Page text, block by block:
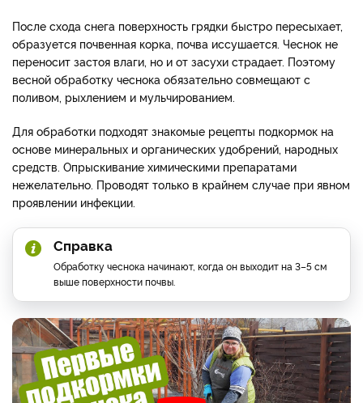
После схода снега поверхность грядки быстро пересыхает,
образуется почвенная корка, почва иссушается. Чеснок не
переносит застоя влаги, но и от засухи страдает. Поэтому
весной обработку чеснока обязательно совмещают с
поливом, рыхлением и мульчированием.
Для обработки подходят знакомые рецепты подкормок на
основе минеральных и органических удобрений, народных
средств. Опрыскивание химическими препаратами
нежелательно. Проводят только в крайнем случае при явном
проявлении инфекции.
Справка
Обработку чеснока начинают, когда он выходит на 3–5 см
выше поверхности почвы.